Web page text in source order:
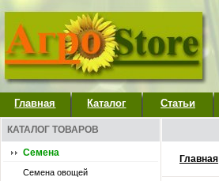
Главная Каталог Статьи
КАТАЛОГ ТОВАРОВ
Семена
Семена овощей
Главная